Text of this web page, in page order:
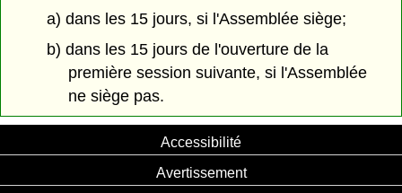
a) dans les 15 jours, si l'Assemblée siège;
b) dans les 15 jours de l'ouverture de la
première session suivante, si l'Assemblée
ne siège pas.
Accessibilité
Avertissement